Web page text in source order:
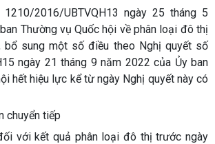
2016/UBTVQH13 ngày 25 tháng 5
Thường vụ Quốc hội về phân loại đô thị
sung một số điều theo Nghị quyết số
ngày 21 tháng 9 năm 2022 của Ủy ban
hết hiệu lực kể từ ngày Nghị quyết này có
chuyển tiếp
với kết quả phân loại đô thị trước ngày